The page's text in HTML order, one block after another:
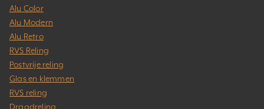
Alu Color
Alu Modern
Alu Retro
RVS Reling
Postvrije reling
Glas en klemmen
RVS reling
Draadreling